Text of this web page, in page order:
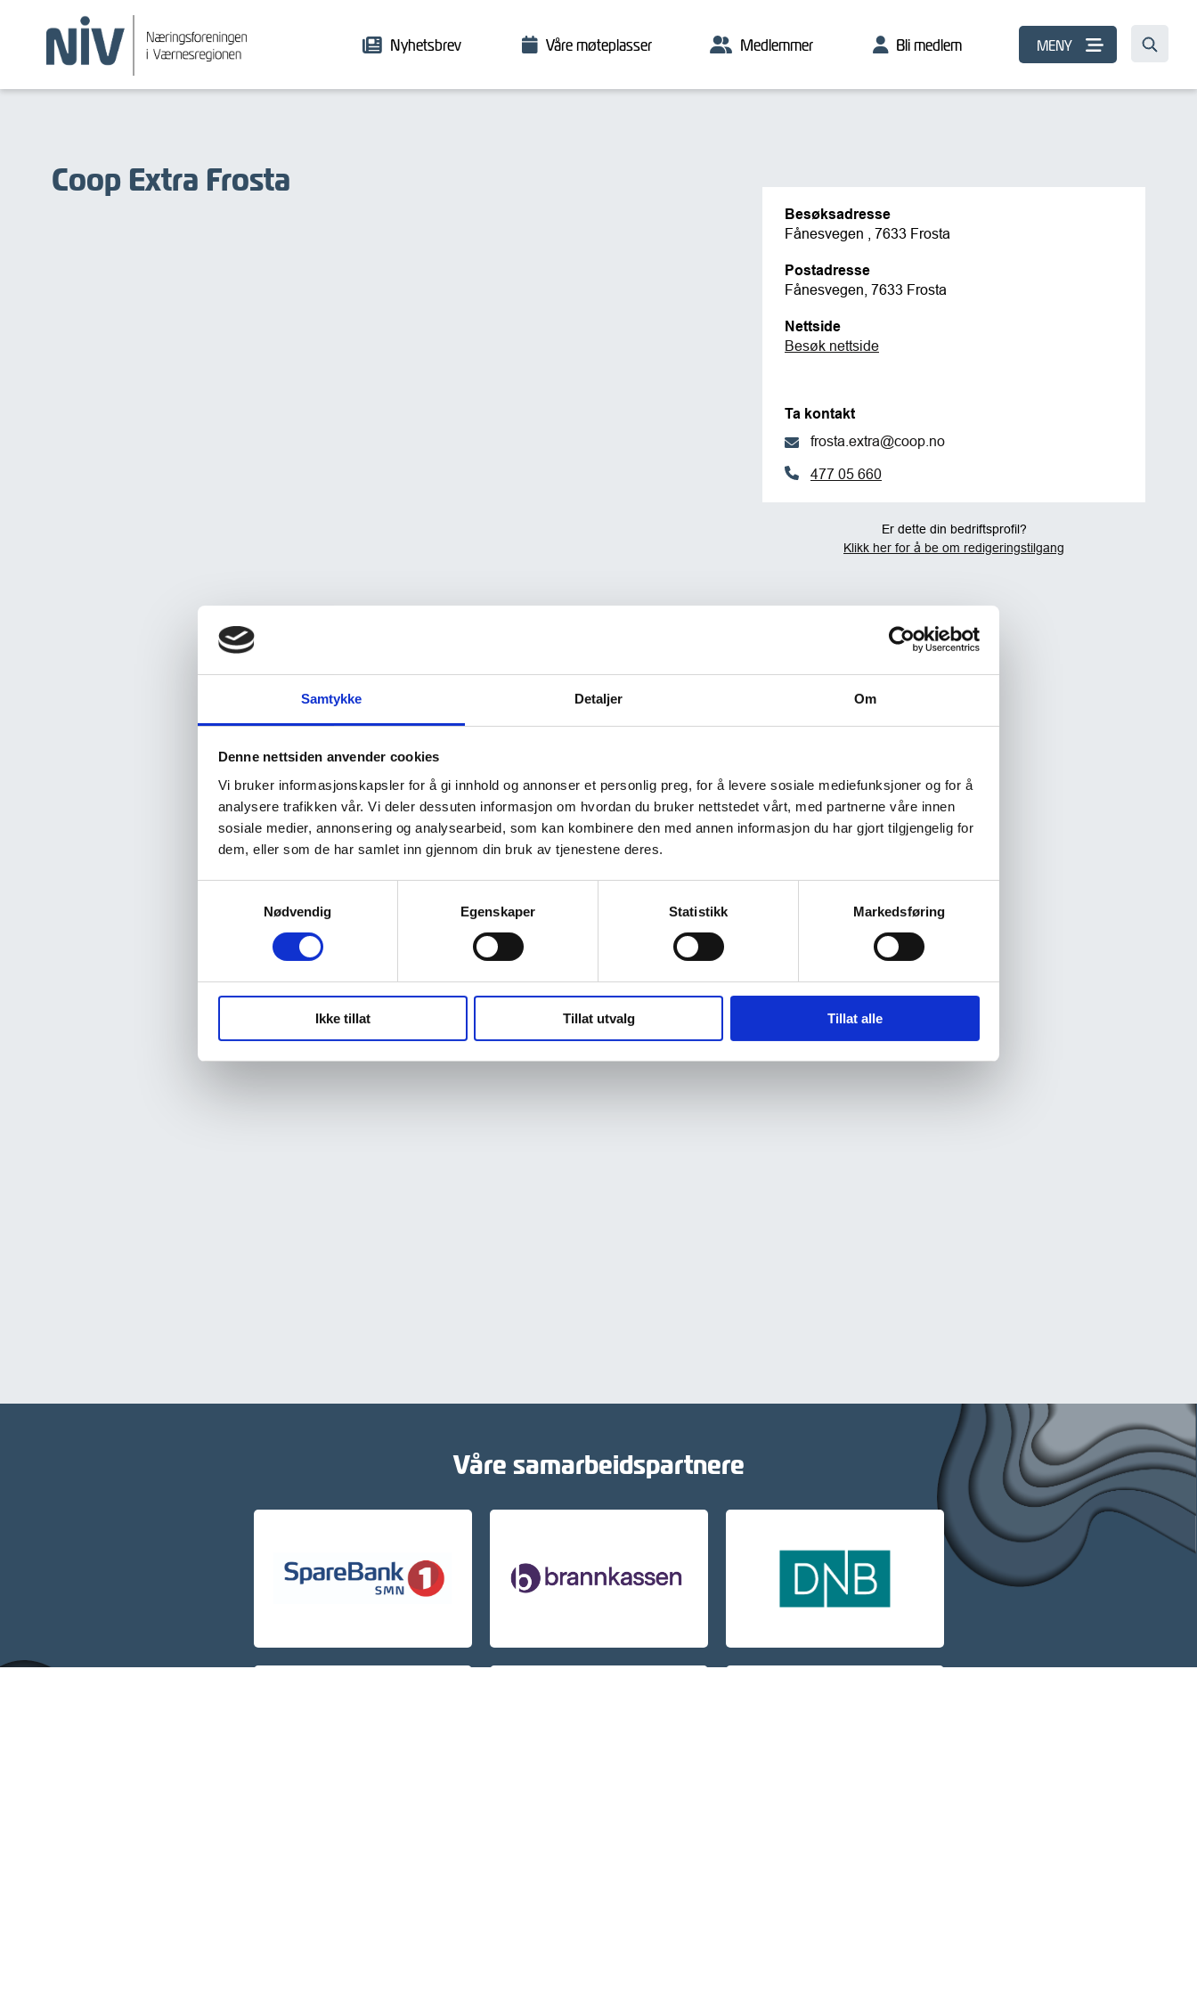
Samtykke Detaljer Om
Denne nettsiden anvender cookies
Vi bruker informasjonskapsler for å gi innhold og annonser et personlig preg, for å levere sosiale mediefunksjoner og for å
analysere trafikken vår. Vi deler dessuten informasjon om hvordan du bruker nettstedet vårt, med partnerne våre innen
sosiale medier, annonsering og analysearbeid, som kan kombinere den med annen informasjon du har gjort tilgjengelig for
dem, eller som de har samlet inn gjennom din bruk av tjenestene deres.
Nødvendig
Egenskaper Statistikk Markedsføring
Ikke tillat Tillat utvalg Tillat alle
Nyhetsbrev Våre møteplasser Medlemmer Bli medlem MENY
Coop Extra Frosta
Besøksadresse
Fånesvegen , 7633 Frosta
Postadresse
Fånesvegen, 7633 Frosta
Nettside
Besøk nettside
Ta kontakt
frosta.extra@coop.no
477 05 660
Er dette din bedriftsprofil?
Klikk her for å be om redigeringstilgang
Våre samarbeidspartnere